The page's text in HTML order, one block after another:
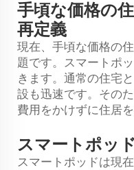
手頃な価格の
再定義
現在、手頃な価格の
題です。スマートポ
きます。通常の住宅
設も迅速です。その
費用をかけずに住居
スマートポッ
スマートポッドは現